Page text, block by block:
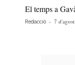
El temps a
Redacció - 7